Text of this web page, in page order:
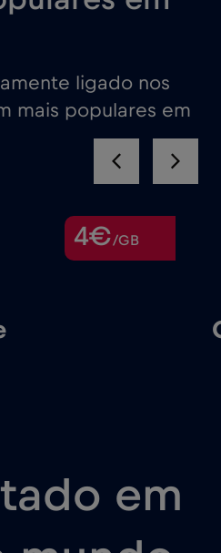
ligado nos
mais populares em
4€/GB
em